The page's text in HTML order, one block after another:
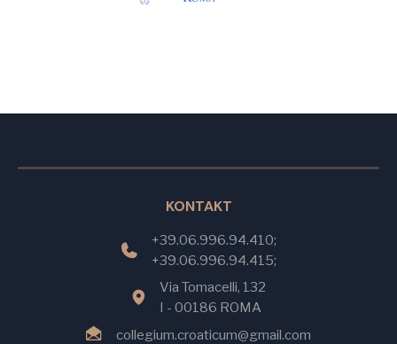
KONTAKT
+39.06.996.94.410;
+39.06.996.94.415;
Via Tomacelli, 132
I - 00186 ROMA
collegium.croaticum@gmail.com